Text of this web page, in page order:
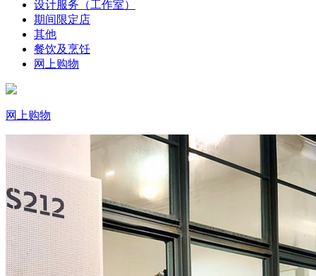
设计服务（工作室）
期间限定店
其他
餐饮及烹饪
网上购物
网上购物